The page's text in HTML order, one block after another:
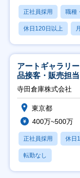
正社員採用 職種
休日120日以上
アートギャラリ
品接客・販売担
寺田倉庫株式会社
東京都
400万~500万
正社員採用 休日
転勤なし